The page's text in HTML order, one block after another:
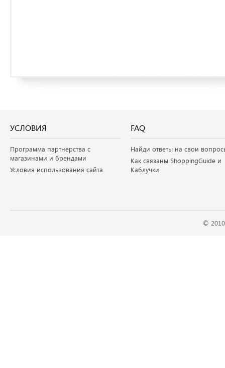
УСЛОВИЯ
Программа партнерства с
магазинами и брендами
Условия использования сайта
FAQ
Найди ответы на свои
Как связаны ShoppingGuide и
Каблучки
©